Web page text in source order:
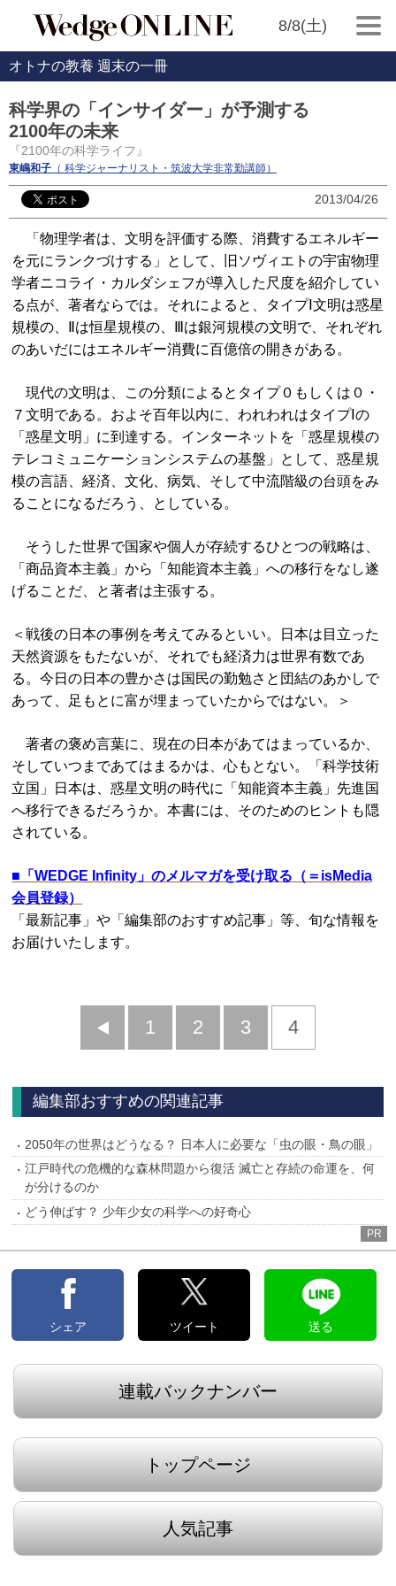
8/8(土)
オトナの教養 週末の一冊
科学界の「インサイダー」が予測する
2100年の未来
『2100年の科学ライフ』
東嶋和子 （ 科学ジャーナリスト・筑波大学非常勤講師）
2013/04/26
「物理学者は、文明を評価する際、消費するエネルギー
を元にランクづけする」として、旧ソヴィエトの宇宙物理
学者ニコライ・カルダシェフが導入した尺度を紹介してい
る点が、著者ならでは。それによると、タイプⅠ文明は惑星
規模の、Ⅱは恒星規模の、Ⅲは銀河規模の文明で、それぞれ
のあいだにはエネルギー消費に百億倍の開きがある。
現代の文明は、この分類によるとタイプ０もしくは０・
７文明である。およそ百年以内に、われわれはタイプⅠの
「惑星文明」に到達する。インターネットを「惑星規模の
テレコミュニケーションシステムの基盤」として、惑星規
模の言語、経済、文化、病気、そして中流階級の台頭をみ
ることになるだろう、としている。
そうした世界で国家や個人が存続するひとつの戦略は、
「商品資本主義」から「知能資本主義」への移行をなし遂
げることだ、と著者は主張する。
＜戦後の日本の事例を考えてみるといい。日本は目立った
天然資源をもたないが、それでも経済力は世界有数であ
る。今日の日本の豊かさは国民の勤勉さと団結のあかしで
あって、足もとに富が埋まっていたからではない。＞
著者の褒め言葉に、現在の日本があてはまっているか、
そしていつまであてはまるかは、心もとない。「科学技術
立国」日本は、惑星文明の時代に「知能資本主義」先進国
へ移行できるだろうか。本書には、そのためのヒントも隠
されている。
■ 「WEDGE Infinity」のメルマガを受け取る（＝isMedia
会員登録）
「最新記事」や「編集部のおすすめ記事」等、旬な情報を
お届けいたします。
前
1 2 3 4
編集部おすすめの関連記事
2050年の世界はどうなる？ 日本人に必要な「虫の眼・鳥の眼」
江戸時代の危機的な森林問題から復活 滅亡と存続の命運を、何
が分けるのか
どう伸ばす？ 少年少女の科学への好奇心
PR
シェア ツイート 送る
連載バックナンバー
トップページ
人気記事